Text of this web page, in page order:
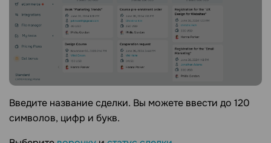
Введите название сделки. Вы можете ввести до 120
символов, цифр и букв.